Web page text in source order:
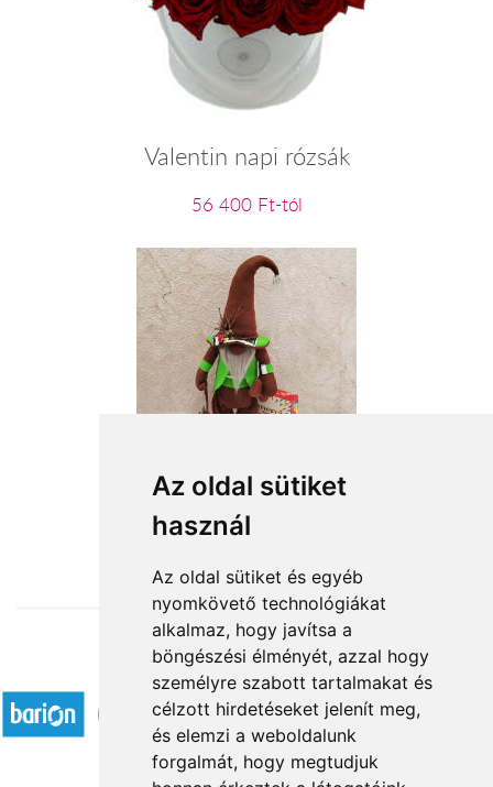
Az oldal sütiket
használ
Az oldal sütiket és egyéb
nyomkövető technológiákat
alkalmaz, hogy javítsa a
böngészési élményét, azzal hogy
személyre szabott tartalmakat és
célzott hirdetéseket jelenít meg,
és elemzi a weboldalunk
forgalmát, hogy megtudjuk
Valentin napi rózsák
56 400 Ft-tól
Erdőjáró tacskóval
19 400 Ft-tól
Elfogadott fizetési módok